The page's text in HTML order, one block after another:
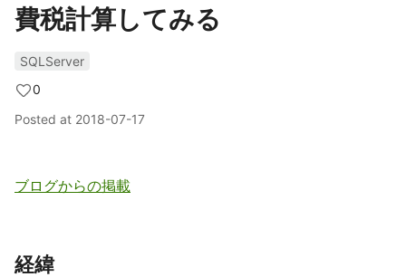
費税計算してみる
SQLServer
0
Posted at 2018-07-17
ブログからの掲載
経緯